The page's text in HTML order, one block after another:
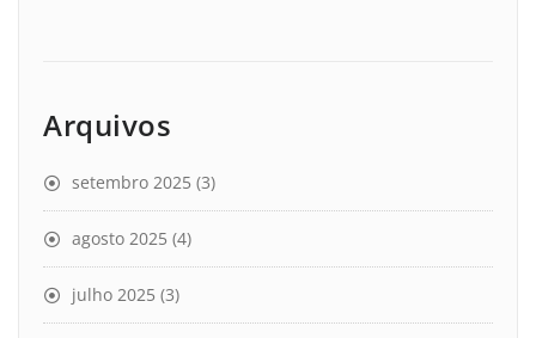
Arquivos
setembro 2025 (3)
agosto 2025 (4)
julho 2025 (3)